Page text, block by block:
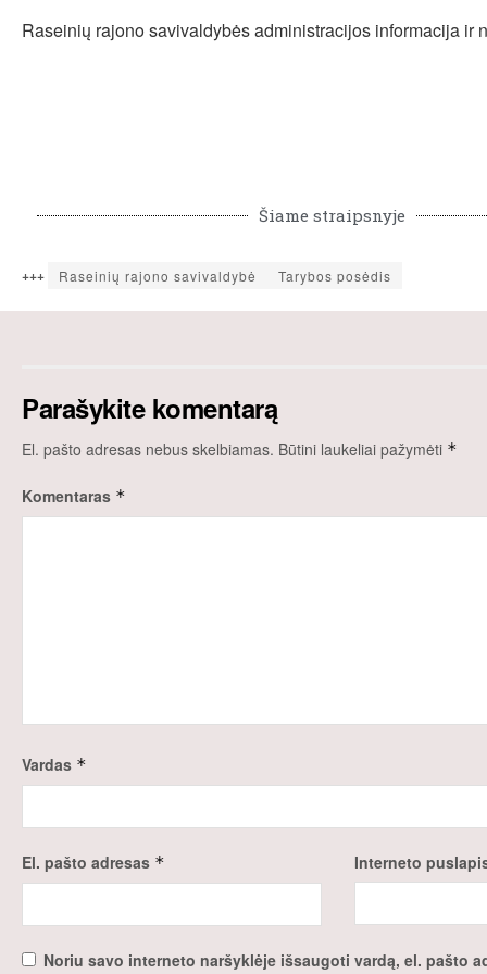
Raseinių rajono savivaldybės administracijos informacija ir
Šiame straipsnyje
+++ Raseinių rajono savivaldybė Tarybos posėdis
Parašykite komentarą
El. pašto adresas nebus skelbiamas. Būtini laukeliai pažymėti *
Komentaras *
Vardas *
El. pašto adresas * Interneto
Noriu savo interneto naršyklėje išsaugoti vardą, el. pašto